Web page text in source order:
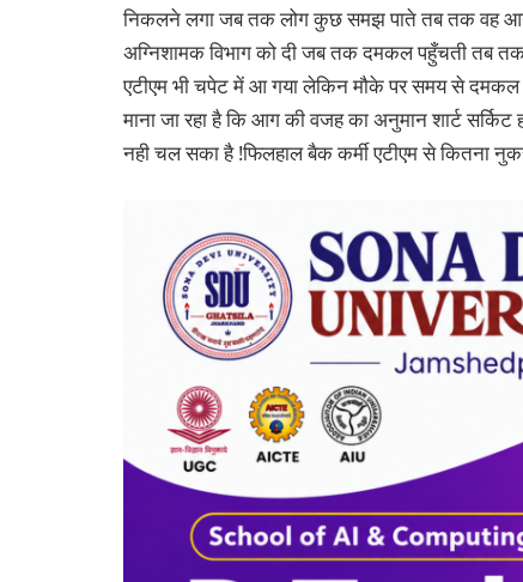
निकलने लगा जब तक लोग कुछ समझ पाते तब तक वह आग
अग्निशामक विभाग को दी जब तक दमकल पहुँचती तब
एटीएम भी चपेट में आ गया लेकिन मौके पर समय से
माना जा रहा है कि आग की वजह का अनुमान शार्ट
नही चल सका है !फिलहाल बैक कर्मी एटीएम से कितना